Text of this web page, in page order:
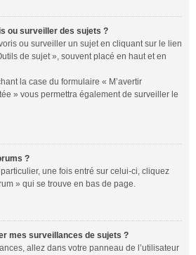
ou surveiller des sujets ?
ou surveiller un sujet en cliquant sur le lien
de sujet », souvent placé en haut et en
la case du formulaire « M’avertir
» vous permettra également de surveiller le
?
une fois entré sur celui-ci, cliquez
» qui se trouve en bas de page.
mes surveillances de sujets ?
allez dans votre panneau de l’utilisateur